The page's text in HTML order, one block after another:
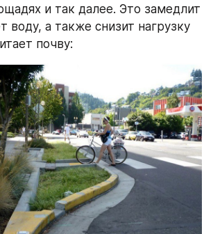
и так далее. Это замедлит
воду, а также снизит нагрузку
почву: